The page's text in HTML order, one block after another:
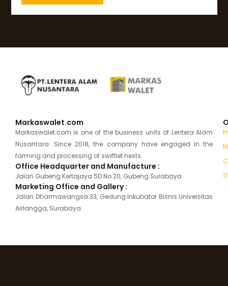
Markaswalet.com
Markaswalet.com is one of the business units of Lentera Alam
Nusantara. Since 2018, the company have engaged in the
farming and processing of swiftlet nests.
Office Headquarter and Manufacture :
Jalan Gubeng Kertajaya 5D No 20, Gubeng Surabaya.
Marketing Office and Gallery :
Jalan Dharmawangsa 33, Gedung Inkubator Bisnis Universitas
Airlangga, Surabaya.